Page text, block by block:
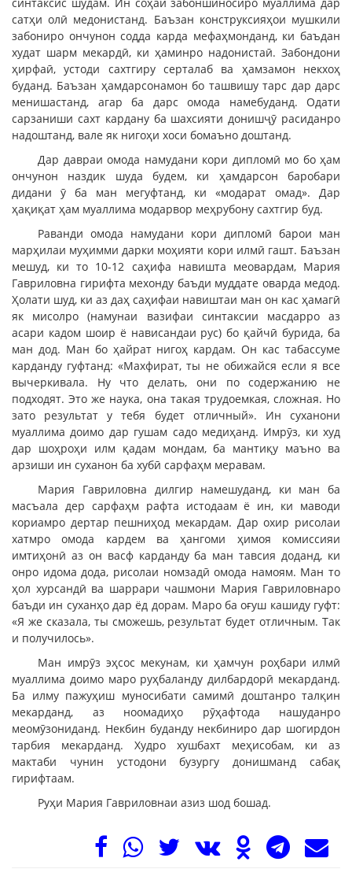
сатҳи олӣ медонистанд. Баъзан конструксияҳои мушкили
забониро ончунон содда карда мефаҳмонданд, ки баъдан
худат шарм мекардӣ, ки ҳаминро надонистаӣ. Забондони
ҳирфаӣ, устоди сахтгиру серталаб ва ҳамзамон некхоҳ
буданд. Баъзан ҳамдарсонамон бо ташвишу тарс дар дарс
менишастанд, агар ба дарс омода намебуданд. Одати
сарзаниши сахт кардану ба шахсияти донишҷӯ расиданро
надоштанд, вале як нигоҳи хоси бомаъно доштанд.
Дар давраи омода намудани кори дипломӣ мо бо ҳам
ончунон наздик шуда будем, ки ҳамдарсон баробари
дидани ӯ ба ман мегуфтанд, ки «модарат омад». Дар
ҳақиқат ҳам муаллима модарвор меҳрубону сахтгир буд.
Раванди омода намудани кори дипломӣ барои ман
марҳилаи муҳимми дарки моҳияти кори илмӣ гашт. Баъзан
мешуд, ки то 10-12 саҳифа навишта меовардам, Мария
Гавриловна гирифта мехонду баъди муддате оварда медод.
Ҳолати шуд, ки аз даҳ саҳифаи навиштаи ман он кас ҳамагӣ
як мисолро (намунаи вазифаи синтаксии масдарро аз
асари кадом шоир ё нависандаи рус) бо қайчӣ бурида, ба
ман дод. Ман бо ҳайрат нигоҳ кардам. Он кас табассуме
карданду гуфтанд: «Махфират, ты не обижайся если я все
вычеркивала. Ну что делать, они по содержанию не
подходят. Это же наука, она такая трудоемкая, сложная. Но
зато результат у тебя будет отличный». Ин суханони
муаллима доимо дар гушам садо медиҳанд. Имрӯз, ки худ
дар шоҳроҳи илм қадам мондам, ба мантиқу маъно ва
арзиши ин суханон ба хубӣ сарфаҳм меравам.
Мария Гавриловна дилгир намешуданд, ки ман ба
масъала дер сарфаҳм рафта истодаам ё ин, ки маводи
кориамро дертар пешниҳод мекардам. Дар охир рисолаи
хатмро омода кардем ва ҳангоми ҳимоя комиссияи
имтиҳонӣ аз он васф карданду ба ман тавсия доданд, ки
онро идома дода, рисолаи номзадӣ омода намоям. Ман то
ҳол хурсандӣ ва шаррари чашмони Мария Гавриловнаро
баъди ин суханҳо дар ёд дорам. Маро ба оғуш кашиду гуфт:
«Я же сказала, ты сможешь, результат будет отличным. Так
и получилось».
Ман имрӯз эҳсос мекунам, ки ҳамчун роҳбари илмӣ
муаллима доимо маро руҳбаланду дилбардорӣ мекарданд.
Ба илму пажуҳиш муносибати самимӣ доштанро талқин
мекарданд, аз ноомадиҳо рӯҳафтода нашуданро
меомӯзониданд. Некбин буданду некбиниро дар шогирдон
тарбия мекарданд. Худро хушбахт меҳисобам, ки аз
мактаби чунин устодони бузургу донишманд сабақ
гирифтаам.
Руҳи Мария Гавриловнаи азиз шод бошад.